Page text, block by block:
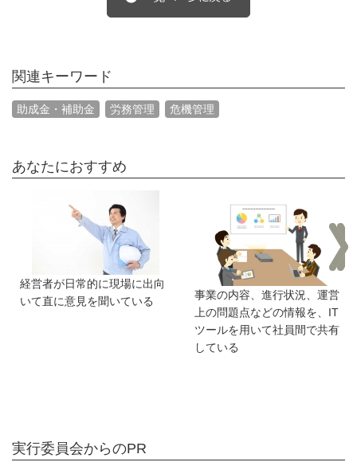
関連キーワード
助成金・補助金 労務管理 危機管理
あなたにおすすめ
経営者が日常的に現場に出向
いて直に意見を聞いている
事業の内容、進行状況、運営
上の問題点などの情報を、IT
ツールを用いて社員間で共有
している
実行委員会からのPR